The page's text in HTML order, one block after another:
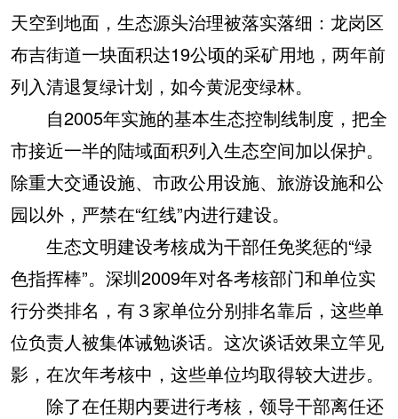
天空到地面，生态源头治理被落实落细：龙岗区
布吉街道一块面积达19公顷的采矿用地，两年前
列入清退复绿计划，如今黄泥变绿林。
自2005年实施的基本生态控制线制度，把全
市接近一半的陆域面积列入生态空间加以保护。
除重大交通设施、市政公用设施、旅游设施和公
园以外，严禁在“红线”内进行建设。
生态文明建设考核成为干部任免奖惩的“绿
色指挥棒”。深圳2009年对各考核部门和单位实
行分类排名，有３家单位分别排名靠后，这些单
位负责人被集体诫勉谈话。这次谈话效果立竿见
影，在次年考核中，这些单位均取得较大进步。
除了在任期内要进行考核，领导干部离任还